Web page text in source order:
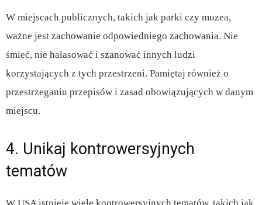
W miejscach publicznych, takich jak parki czy muzea,
ważne jest zachowanie odpowiedniego zachowania. Nie
śmieć, nie hałasować i szanować innych ludzi
korzystających z tych przestrzeni. Pamiętaj również o
przestrzeganiu przepisów i zasad obowiązujących w danym
miejscu.
4. Unikaj kontrowersyjnych
tematów